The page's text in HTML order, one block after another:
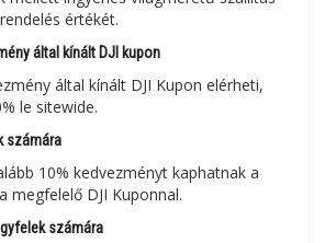
értékét.
által kínált DJI kupon
által kínált DJI Kupon elérheti,
le sitewide.
számára
10% kedvezményt kaphatnak a
megfelelő DJI Kuponnal.
számára